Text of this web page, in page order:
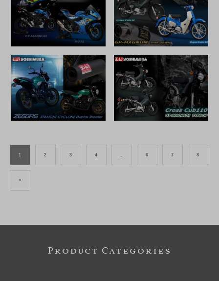
1 2 3 4 … 6 7 8
>
Product Categories